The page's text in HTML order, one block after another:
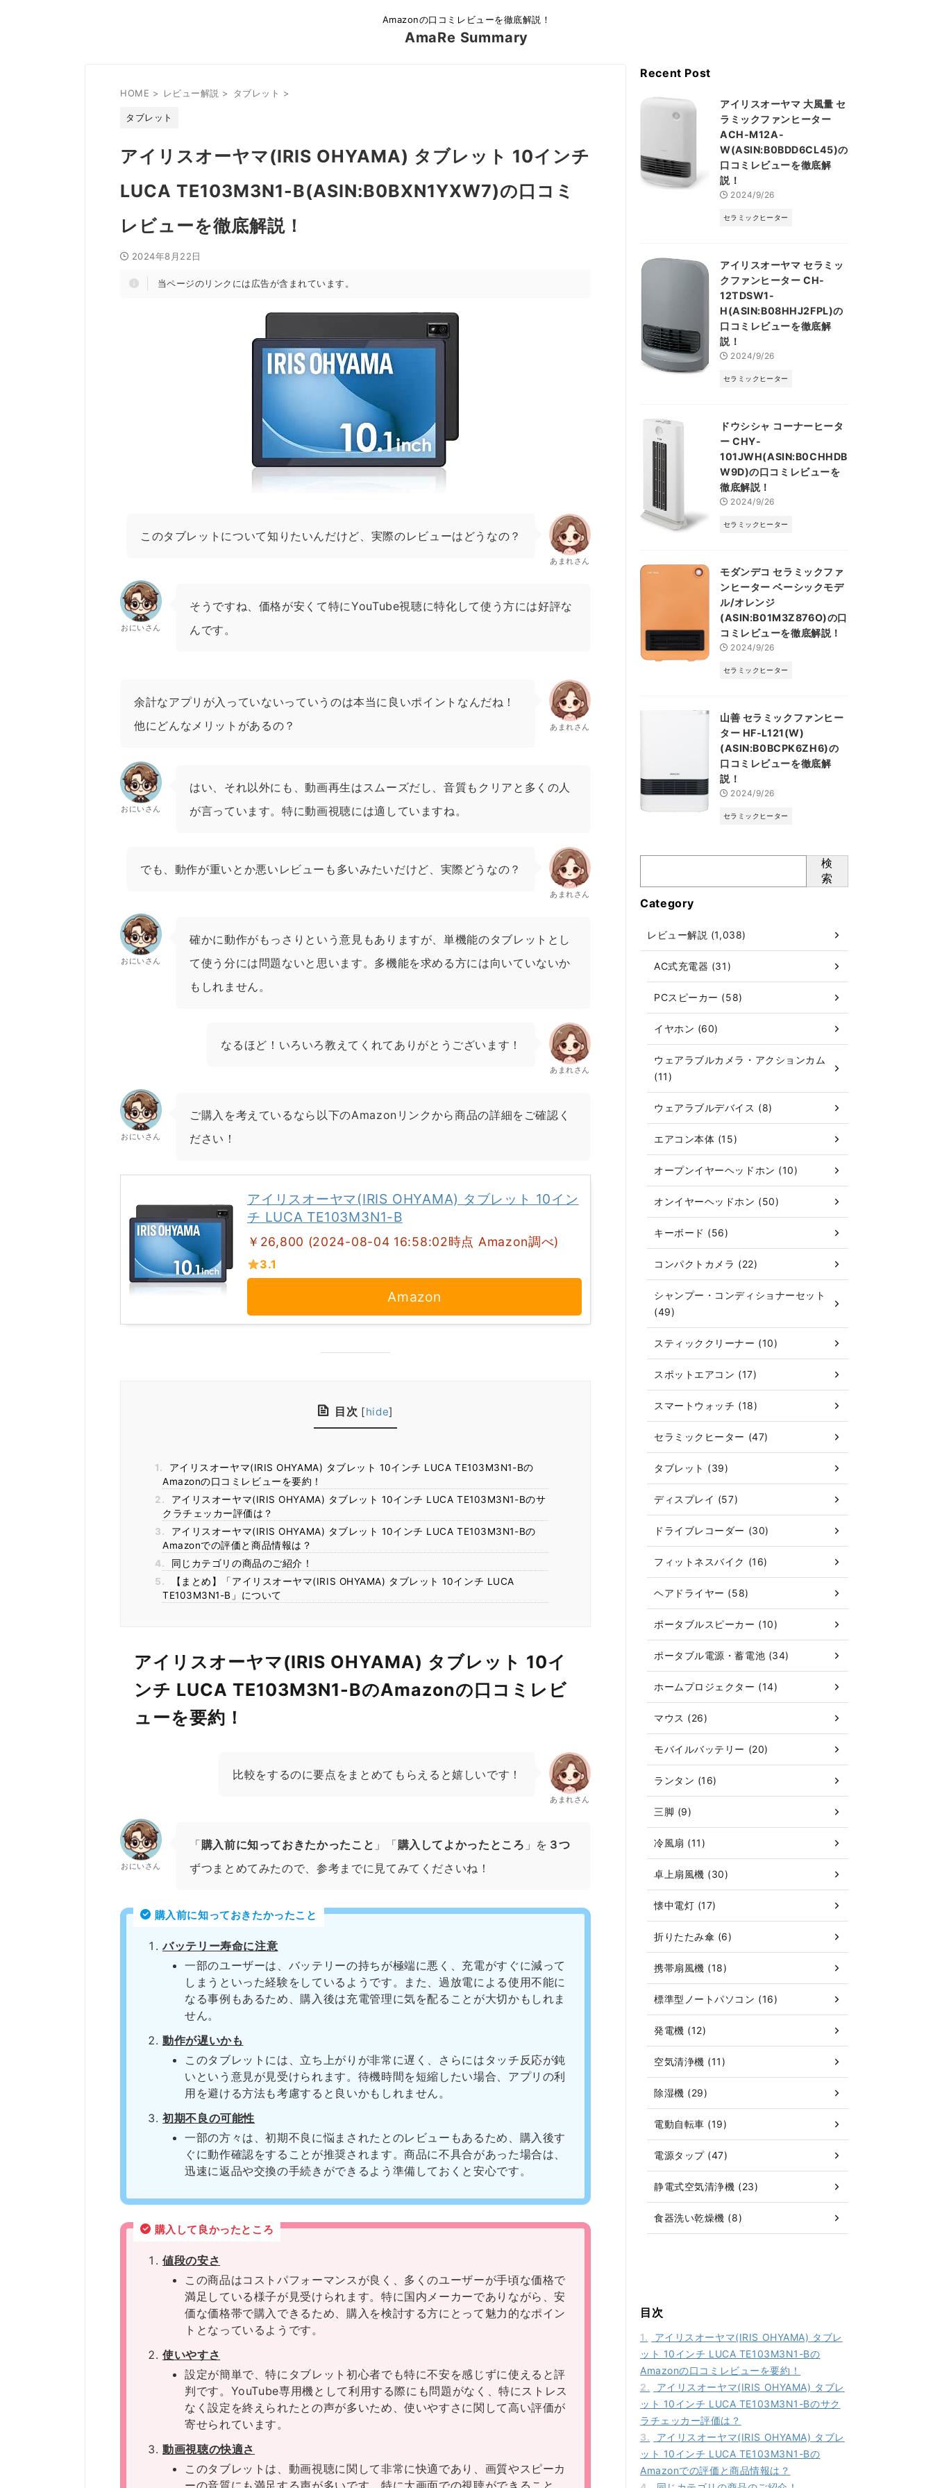
Amazonの口コミレビューを徹底解説！
AmaRe Summary
HOME > レビュー解説 > タブレット >
タブレット
アイリスオーヤマ(IRIS OHYAMA) タブレット 10インチ
LUCA TE103M3N1-B(ASIN:B0BXN1YXW7)の口コミ
レビューを徹底解説！
2024年8月22日
当ページのリンクには広告が含まれています。
このタブレットについて知りたいんだけど、実際のレビューはどうなの？
あまれさん
おにいさん
そうですね、価格が安くて特にYouTube視聴に特化して使う方には好評な
んです。
余計なアプリが入っていないっていうのは本当に良いポイントなんだね！
他にどんなメリットがあるの？
あまれさん
おにいさん
はい、それ以外にも、動画再生はスムーズだし、音質もクリアと多くの人
が言っています。特に動画視聴には適していますね。
でも、動作が重いとか悪いレビューも多いみたいだけど、実際どうなの？
あまれさん
おにいさん
確かに動作がもっさりという意見もありますが、単機能のタブレットとし
て使う分には問題ないと思います。多機能を求める方には向いていないか
もしれません。
なるほど！いろいろ教えてくれてありがとうございます！
あまれさん
おにいさん
ご購入を考えているなら以下のAmazonリンクから商品の詳細をご確認く
ださい！
アイリスオーヤマ(IRIS OHYAMA) タブレット 10イン
チ LUCA TE103M3N1-B
￥26,800 (2024-08-04 16:58:02時点 Amazon調べ)
3.1
Amazon
目次 [hide]
1.
アイリスオーヤマ(IRIS OHYAMA) タブレット 10インチ LUCA TE103M3N1-Bの
Amazonの口コミレビューを要約！
2.
アイリスオーヤマ(IRIS OHYAMA) タブレット 10インチ LUCA TE103M3N1-Bのサ
クラチェッカー評価は？
3.
アイリスオーヤマ(IRIS OHYAMA) タブレット 10インチ LUCA TE103M3N1-Bの
Amazonでの評価と商品情報は？
4.
同じカテゴリの商品のご紹介！
5.
【まとめ】「アイリスオーヤマ(IRIS OHYAMA) タブレット 10インチ LUCA
TE103M3N1-B」について
アイリスオーヤマ(IRIS OHYAMA) タブレット 10イ
ンチ LUCA TE103M3N1-BのAmazonの口コミレビ
ューを要約！
比較をするのに要点をまとめてもらえると嬉しいです！
あまれさん
おにいさん
「購入前に知っておきたかったこと 」「購入してよかったところ 」を ３つ
ずつまとめてみたので、参考までに見てみてくださいね！
購入前に知っておきたかったこと
バッテリー寿命に注意
一部のユーザーは、バッテリーの持ちが極端に悪く、充電がすぐに減って
しまうといった経験をしているようです。また、過放電による使用不能に
なる事例もあるため、購入後は充電管理に気を配ることが大切かもしれま
せん。
動作が遅いかも
このタブレットには、立ち上がりが非常に遅く、さらにはタッチ反応が鈍
いという意見が見受けられます。待機時間を短縮したい場合、アプリの利
用を避ける方法も考慮すると良いかもしれません。
初期不良の可能性
一部の方々は、初期不良に悩まされたとのレビューもあるため、購入後す
ぐに動作確認をすることが推奨されます。商品に不具合があった場合は、
迅速に返品や交換の手続きができるよう準備しておくと安心です。
購入して良かったところ
値段の安さ
この商品はコストパフォーマンスが良く、多くのユーザーが手頃な価格で
満足している様子が見受けられます。特に国内メーカーでありながら、安
価な価格帯で購入できるため、購入を検討する方にとって魅力的なポイン
トとなっているようです。
使いやすさ
設定が簡単で、特にタブレット初心者でも特に不安を感じずに使えると評
判です。YouTube専用機として利用する際にも問題がなく、特にストレス
なく設定を終えられたとの声が多いため、使いやすさに関して高い評価が
寄せられています。
動画視聴の快適さ
このタブレットは、動画視聴に関して非常に快適であり、画質やスピーカ
Recent Post
アイリスオーヤマ 大風量 セ
ラミックファンヒーター
ACH-M12A-
W(ASIN:B0BDD6CL45)の
口コミレビューを徹底解
説！
2024/9/26
セラミックヒーター
アイリスオーヤマ セラミッ
クファンヒーター CH-
12TDSW1-
H(ASIN:B08HHJ2FPL)の
口コミレビューを徹底解
説！
2024/9/26
セラミックヒーター
ドウシシャ コーナーヒータ
ー CHY-
101JWH(ASIN:B0CHHDB
W9D)の口コミレビューを
徹底解説！
2024/9/26
セラミックヒーター
モダンデコ セラミックファ
ンヒーター ベーシックモデ
ル/オレンジ
(ASIN:B01M3Z876O)の口
コミレビューを徹底解説！
2024/9/26
セラミックヒーター
山善 セラミックファンヒー
ター HF-L121(W)
(ASIN:B0BCPK6ZH6)の
口コミレビューを徹底解
説！
2024/9/26
セラミックヒーター
検
索
Category
レビュー解説 (1,038)
AC式充電器 (31)
PCスピーカー (58)
イヤホン (60)
ウェアラブルカメラ・アクションカム
(11)
ウェアラブルデバイス (8)
エアコン本体 (15)
オープンイヤーヘッドホン (10)
オンイヤーヘッドホン (50)
キーボード (56)
コンパクトカメラ (22)
シャンプー・コンディショナーセット
(49)
スティッククリーナー (10)
スポットエアコン (17)
スマートウォッチ (18)
セラミックヒーター (47)
タブレット (39)
ディスプレイ (57)
ドライブレコーダー (30)
フィットネスバイク (16)
ヘアドライヤー (58)
ポータブルスピーカー (10)
ポータブル電源・蓄電池 (34)
ホームプロジェクター (14)
マウス (26)
モバイルバッテリー (20)
ランタン (16)
三脚 (9)
冷風扇 (11)
卓上扇風機 (30)
懐中電灯 (17)
折りたたみ傘 (6)
携帯扇風機 (18)
標準型ノートパソコン (16)
発電機 (12)
空気清浄機 (11)
除湿機 (29)
電動自転車 (19)
電源タップ (47)
静電式空気清浄機 (23)
食器洗い乾燥機 (8)
目次
1.
アイリスオーヤマ(IRIS OHYAMA) タブレ
ット 10インチ LUCA TE103M3N1-Bの
Amazonの口コミレビューを要約！
2.
アイリスオーヤマ(IRIS OHYAMA) タブレ
ット 10インチ LUCA TE103M3N1-Bのサク
ラチェッカー評価は？
3.
アイリスオーヤマ(IRIS OHYAMA) タブレ
ット 10インチ LUCA TE103M3N1-Bの
Amazonでの評価と商品情報は？